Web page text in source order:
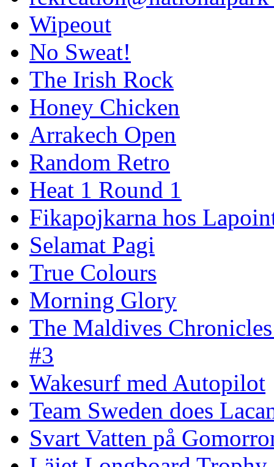
Wipeout
No Sweat!
The Irish Rock
Honey Chicken
Arrakech Open
Random Retro
Heat 1 Round 1
Fikapojkarna hos
Selamat Pagi
True Colours
Morning Glory
The Maldives
#3
Wakesurf med Autopilot
Team Sweden does
Svart Vatten på